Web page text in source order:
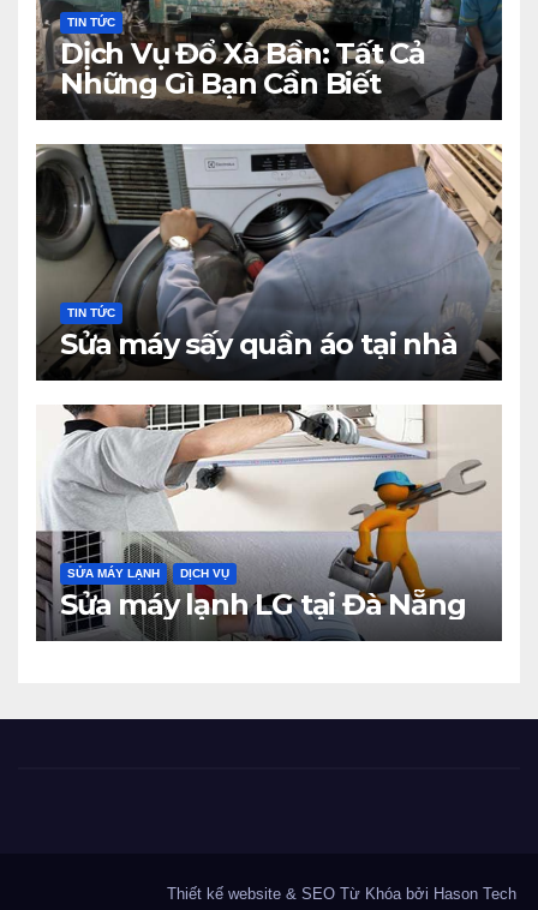
TIN TỨC
Dịch Vụ Đổ Xà Bần: Tất Cả
Những Gì Bạn Cần Biết
TIN TỨC
Sửa máy sấy quần áo tại nhà
SỬA MÁY LẠNH DỊCH VỤ
Sửa máy lạnh LG tại Đà Nẵng
Thiết kế website & SEO Từ Khóa bởi Hason Tech